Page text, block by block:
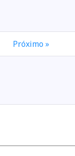
Próximo »